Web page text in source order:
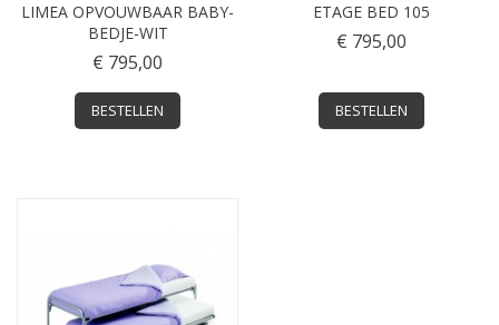
LIMEA OPVOUWBAAR BABY-
BEDJE-WIT
€ 795,00
BESTELLEN
ETAGE BED 105
€ 795,00
BESTELLEN